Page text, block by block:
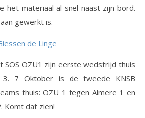
het materiaal al snel naast zijn bord.
gewerkt is.
de Linge
SOS OZU1 zijn eerste wedstrijd thuis
3. 7 Oktober is de tweede KNSB
thuis: OZU 1 tegen Almere 1 en
Komt dat zien!